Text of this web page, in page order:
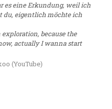
es eine Erkundung, weil ich
du, eigentlich möchte ich
because the
actually I wanna start
(YouTube)